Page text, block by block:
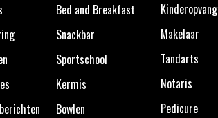
Bed and Breakfast
Snackbar
Sportschool
Kermis
Bowlen
Kinderopvang
Makelaar
Tandarts
Notaris
Pedicure